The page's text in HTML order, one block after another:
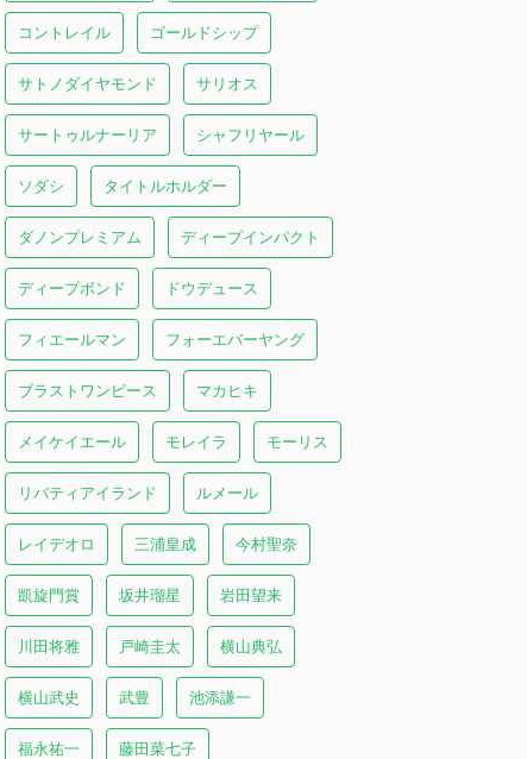
コントレイル ゴールドシップ
サトノダイヤモンド サリオス
サートゥルナーリア シャフリヤール
ソダシ タイトルホルダー
ダノンプレミアム ディープインパクト
ディープボンド ドウデュース
フィエールマン フォーエバーヤング
ブラストワンピース マカヒキ
メイケイエール モレイラ モーリス
リバティアイランド ルメール
レイデオロ 三浦皇成 今村聖奈
凱旋門賞 坂井瑠星 岩田望来
川田将雅 戸崎圭太 横山典弘
横山武史 武豊 池添謙一
福永祐一 藤田菜七子